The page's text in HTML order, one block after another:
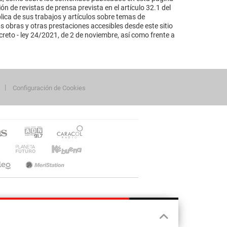
de revistas de prensa prevista en el artículo 32.1 del
de sus trabajos y artículos sobre temas de
obras y otras prestaciones accesibles desde este sitio
- ley 24/2021, de 2 de noviembre, así como frente a
Configuración de Cookies